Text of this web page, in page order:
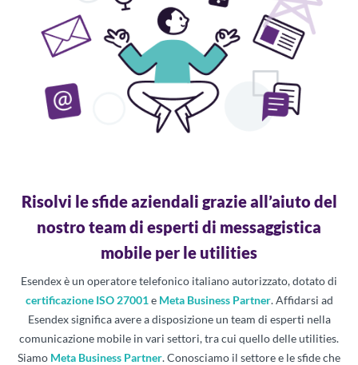
Risolvi le sfide aziendali grazie all’aiuto del
nostro team di esperti di messaggistica
mobile per le utilities
Esendex è un operatore telefonico italiano autorizzato, dotato di
certificazione ISO 27001e Meta Business Partner. Affidarsi ad
Esendex significa avere a disposizione un team di esperti nella
comunicazione mobile in vari settori, tra cui quello delle utilities.
Siamo Meta Business Partner. Conosciamo il settore e le sfide che